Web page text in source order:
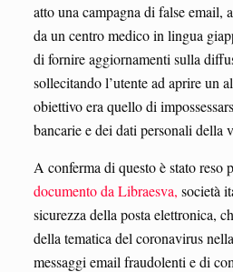
atto una campagna di false email,
da un centro medico in lingua
di fornire aggiornamenti sulla
sollecitando l’utente ad aprire un
obiettivo era quello di
bancarie e dei dati personali della
A conferma di questo è stato reso
documento da Libraesva, società
sicurezza della posta elettronica,
della tematica del coronavirus
messaggi email fraudolenti e di